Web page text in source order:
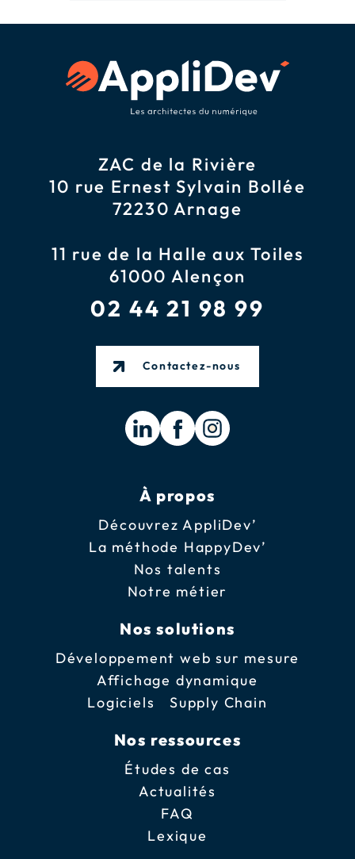
ZAC de la Rivière
10 rue Ernest Sylvain Bollée
72230 Arnage
11 rue de la Halle aux Toiles
61000 Alençon
02 44 21 98 99
Contactez-nous
À propos
Découvrez AppliDev’
La méthode HappyDev’
Nos talents
Notre métier
Nos solutions
Développement web sur mesure
Affichage dynamique
Logiciels Supply Chain
Nos ressources
Études de cas
Actualités
FAQ
Lexique